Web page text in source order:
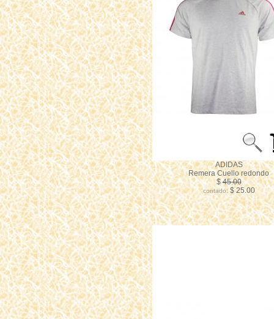
ADIDAS
Remera Cuello redondo
$45.00
contado:$ 25.00